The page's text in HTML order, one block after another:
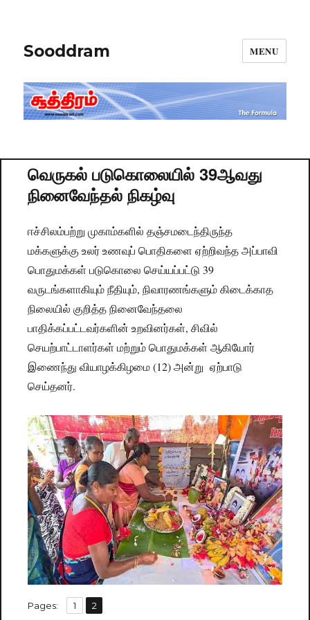
Sooddram MENU
வெருகல் படுகொலையில் 39ஆவது
நினைவேந்தல் நிகழ்வு
ஈச்சிலம்பற்று முகாம்களில் தஞ்சமடைந்திருந்த
மக்களுக்கு உலர் உணவுப் பொதிகளை ஏற்றிவந்த அப்பாவி
பொதுமக்கள் படுகொலை செய்யப்பட்டு 39
வருடங்களாகியும் நீதியும், நிவாரணங்களும் கிடைக்காத
நிலையில் குறித்த நினைவேந்தலை
பாதிக்கப்பட்டவர்களின் உறவினர்கள், சிவில்
செயற்பாட்டாளர்கள் மற்றும் பொதுமக்கள் ஆகியோர்
இணைந்து வியாழக்கிழமை (12) அன்று ஏற்பாடு
செய்தனர்.
Pages: Page
1 ,
Page
2